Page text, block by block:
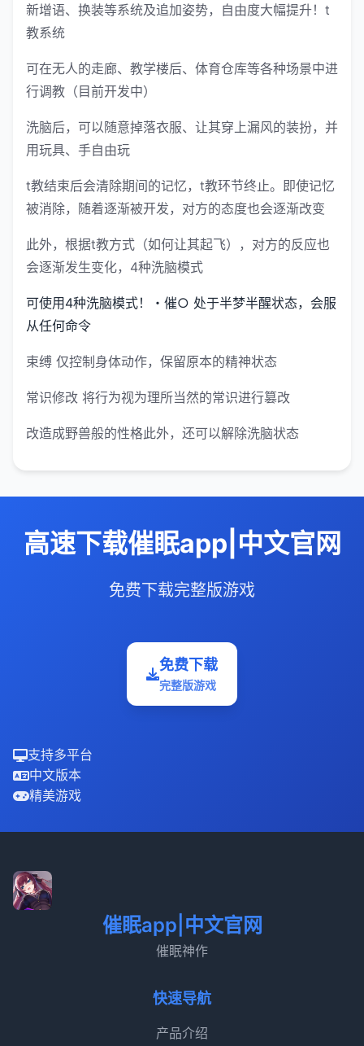
新增语、换装等系统及追加姿势，自由度大幅提升！t
教系统
可在无人的走廊、教学楼后、体育仓库等各种场景中进
行调教（目前开发中）
洗脑后，可以随意掉落衣服、让其穿上漏风的装扮，并
用玩具、手自由玩
t教结束后会清除期间的记忆，t教环节终止。即使记忆
被消除，随着逐渐被开发，对方的态度也会逐渐改变
此外，根据t教方式（如何让其起飞），对方的反应也
会逐渐发生变化，4种洗脑模式
可使用4种洗脑模式！・催○ 处于半梦半醒状态，会服
从任何命令
束缚 仅控制身体动作，保留原本的精神状态
常识修改 将行为视为理所当然的常识进行篡改
改造成野兽般的性格此外，还可以解除洗脑状态
高速下载催眠app|中文官网
免费下载完整版游戏
免费下载
完整版游戏
支持多平台
中文版本
精美游戏
催眠app|中文官网
催眠神作
快速导航
产品介绍